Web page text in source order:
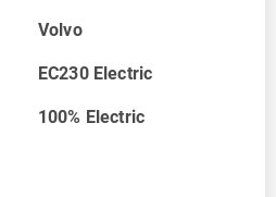
Volvo
EC230 Electric
100% Electric